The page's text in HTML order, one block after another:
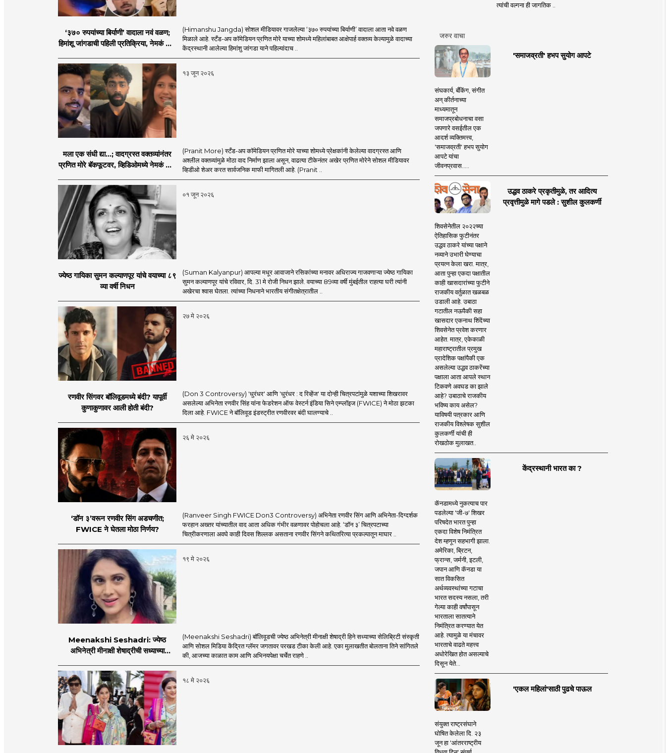
‘३७० रुपयांच्या बिर्याणी’ वादाला नवं वळण;
हिमांशू जांगडाची पहिली प्रतिक्रिया, नेमकं काय
(Himanshu Jangda) सोशल मीडियावर गाजलेल्या ‘३७० रुपयांच्या बिर्याणी’ वादाला आता नवे वळण
मिळाले आहे. स्टँड-अप कॉमेडियन प्रणित मोरे याच्या शोमध्ये महिलांबाबत आक्षेपार्ह वक्तव्य केल्यामुळे वादाच्या
केंद्रस्थानी आलेल्या हिमांशु जांगडा याने पहिल्यांदाच ..
१३ जून २०२६
मला एक संधी द्या...; वादग्रस्त वक्तव्यांनंतर
प्रणित मोरे बॅकफूटवर, व्हिडिओमध्ये नेमकं काय
(Pranit More) स्टँड-अप कॉमेडियन प्रणित मोरे याच्या शोमध्ये प्रेक्षकांनी केलेल्या वादग्रस्त आणि
अश्लील वक्तव्यांमुळे मोठा वाद निर्माण झाला असून, वाढत्या टीकेनंतर अखेर प्रणित मोरेने सोशल मीडियावर
व्हिडीओ शेअर करत सार्वजनिक माफी मागितली आहे. (Pranit ..
०१ जून २०२६
ज्येष्ठ गायिका सुमन कल्याणपूर यांचे वयाच्या ८९
व्या वर्षी निधन
(Suman Kalyanpur) आपल्या मधूर आवाजाने रसिकांच्या मनावर अधिराज्य गाजवणाऱ्या ज्येष्ठ गायिका
सुमन कल्याणपूर यांचे रविवार, दि. 31 मे रोजी निधन झाले. वयाच्या 89व्या वर्षी मुंबईतील राहत्या घरी त्यांनी
अखेरचा श्वास घेतला. त्यांच्या निधनाने भारतीय संगीतक्षेत्रातील ..
२७ मे २०२६
रणवीर सिंगवर बॉलिवूडमध्ये बंदी? यापूर्वी
कुणाकुणावर आली होती बंदी?
(Don 3 Controversy) 'धुरंधर' आणि 'धुरंधर : द रिव्हेंज' या दोन्ही चित्रपटांमुळे यशाच्या शिखरावर
असलेल्या अभिनेता रणवीर सिंह यांना फेडरेशन ऑफ वेस्टर्न इंडिया सिने एम्प्लॉइज (FWICE) ने मोठा झटका
दिला आहे. FWICE ने बॉलिवूड इंडस्ट्रीत रणवीरवर बंदी घालण्याचे ..
२६ मे २०२६
‘डॉन ३’वरून रणवीर सिंग अडचणीत;
FWICE ने घेतला मोठा निर्णय?
(Ranveer Singh FWICE Don3 Controversy) अभिनेता रणवीर सिंग आणि अभिनेता-दिग्दर्शक
फरहान अख्तर यांच्यातील वाद आता अधिक गंभीर वळणावर पोहोचला आहे. ‘डॉन ३’ चित्रपटाच्या
चित्रीकरणाला अवघे काही दिवस शिल्लक असताना रणवीर सिंगने कथितरित्या प्रकल्पातून माघार ..
१९ मे २०२६
Meenakshi Seshadri: ज्येष्ठ
अभिनेत्री मीनाक्षी शेषाद्रीची सध्याच्या
काय म्हणाली?
(Meenakshi Seshadri) बॉलिवूडची ज्येष्ठ अभिनेत्री मीनाक्षी शेषाद्री हिने सध्याच्या सेलिब्रिटी संस्कृती
आणि सोशल मिडिया केंद्रित ग्लॅमर जगतावर परखड टीका केली आहे. एका मुलाखतीत बोलताना तिने सांगितले
की, आजच्या काळात काम आणि अभिनयपेक्षा चर्चेत राहणे ..
१८ मे २०२६
त्यांची वल्गना ही जागतिक ..
जरुर वाचा
'समाजव्रती' हभप सुयोग आपटे
संघकार्य, बँकिंग, संगीत
अन् कीर्तनाच्या
माध्यमातून
समाजप्रबोधनाचा वसा
जपणारे वसईतील एक
आदर्श व्यक्तिमत्त्व,
'समाजव्रती' हभप सुयोग
आपटे यांचा
जीवनप्रवास.....
उद्धव ठाकरे प्रकृतीमुळे, तर आदित्य
प्रवृत्तीमुळे मागे पडले : सुशील कुलकर्णी
शिवसेनेतील २०२२च्या
ऐतिहासिक फुटीनंतर
उद्धव ठाकरे यांच्या पक्षाने
नव्याने उभारी घेण्याचा
प्रयत्न केला खरा. मात्र,
आता पुन्हा एकदा पक्षातील
काही खासदारांच्या फुटीने
राजकीय वर्तुळात खळबळ
उडाली आहे. उबाठा
गटातील नऊपैकी सहा
खासदार एकनाथ शिंदेंच्या
शिवसेनेत प्रवेश करणार
आहेत. मात्र, एकेकाळी
महाराष्ट्रातील प्रमुख
प्रादेशिक पक्षांपैकी एक
असलेल्या उद्धव ठाकरेंच्या
पक्षाला आता आपले स्थान
टिकवणे अवघड का झाले
आहे? उबाठाचे राजकीय
भविष्य काय असेल?
याविषयी पत्रकार आणि
राजकीय विश्लेषक सुशील
कुलकर्णी यांची ही
रोखठोक मुलाखत..
केंद्रस्थानी भारत का ?
कॅनडामध्ये नुकत्याच पार
पडलेल्या 'जी-७' शिखर
परिषदेत भारत पुन्हा
एकदा विशेष निमंत्रित
देश म्हणून सहभागी झाला.
अमेरिका, ब्रिटन,
फ्रान्स, जर्मनी, इटली,
जपान आणि कॅनडा या
सात विकसित
अर्थव्यवस्थांच्या गटाचा
भारत सदस्य नसला, तरी
गेल्या काही वर्षांपासून
भारताला सातत्याने
निमंत्रित करण्यात येत
आहे. त्यामुळे या मंचावर
भारताचे वाढते महत्त्व
अधोरेखित होत असल्याचे
दिसून येते...
'एकल महिलां'साठी पुढचे पाऊल
संयुक्त राष्ट्रसंघाने
घोषित केलेला दि. २३
जून हा 'आंतरराष्ट्रीय